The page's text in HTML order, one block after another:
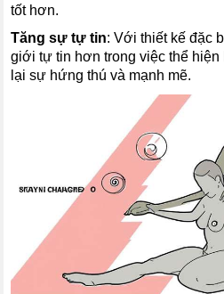
tốt hơn.
Tăng sự tự tin: Với thiết kế đặc
giới tự tin hơn trong việc thể hiện
lại sự hứng thú và mạnh mẽ.